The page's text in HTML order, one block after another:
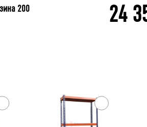
200
24